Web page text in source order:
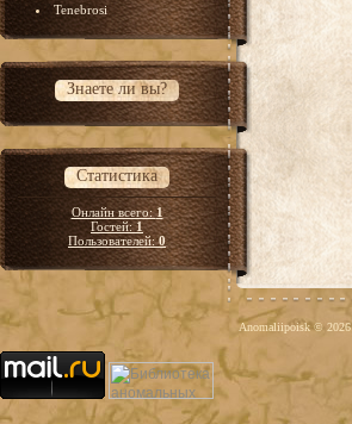
Tenebrosi
Знаете ли вы?
Статистика
Онлайн всего:1
Гостей:1
Пользователей:0
Anomaliipoisk © 2026